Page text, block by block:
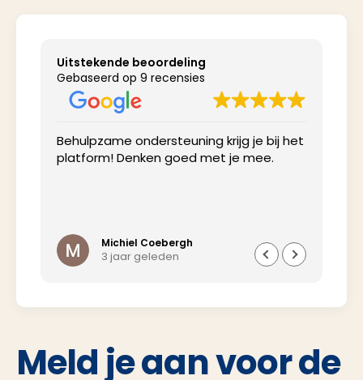
Uitstekende beoordeling
Gebaseerd op 9 recensies
Behulpzame ondersteuning krijg je bij het
platform! Denken goed met je mee.
Michiel Coebergh
3 jaar geleden
Meld je aan voor de